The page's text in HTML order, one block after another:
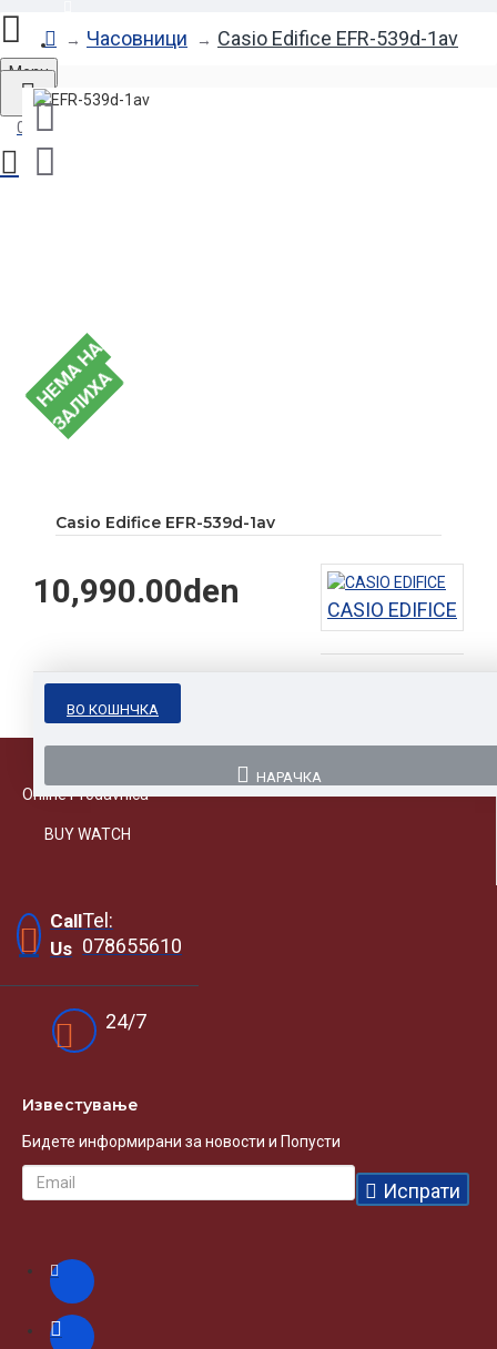
Регистрација
Menu
0 продукт(и) - 0.00den
Часовници Casio Edifice EFR-539d-1av
Н
Е
М
А
Н
А
З
А
Л
И
Х
А
Casio Edifice EFR-539d-1av
10,990.00den CASIO EDIFICE
ВО КОШНЧКА
НАРАЧКА
Online Prodavnica
BUY WATCH
Call
Us
Tel:
078655610
24/7
Известувањe
Бидете информирани за новости и Попусти
Испрати